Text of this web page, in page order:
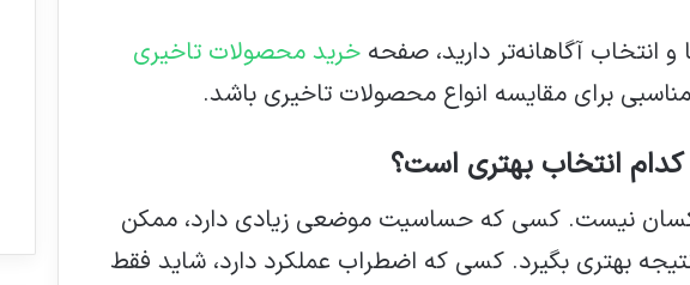
انتخاب آگاهانه‌تر دارید، صفحه خرید محصولات تاخیری
برای مقایسه انواع محصولات تاخیری باشد.
کدام انتخاب بهتری است؟
نیست. کسی که حساسیت موضعی زیادی دارد، ممکن
بهتری بگیرد. کسی که اضطراب عملکرد دارد، شاید فقط